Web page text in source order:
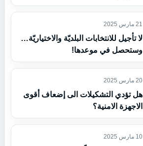
21 مارس 2025
لا تأجيل للانتخابات البلديّة والاختياريّة…
وستحصل في موعدها!
20 مارس 2025
هل تؤدي التشكيلات الى إضعاف أقوى
الاجهزة الامنية؟
10 مارس 2025